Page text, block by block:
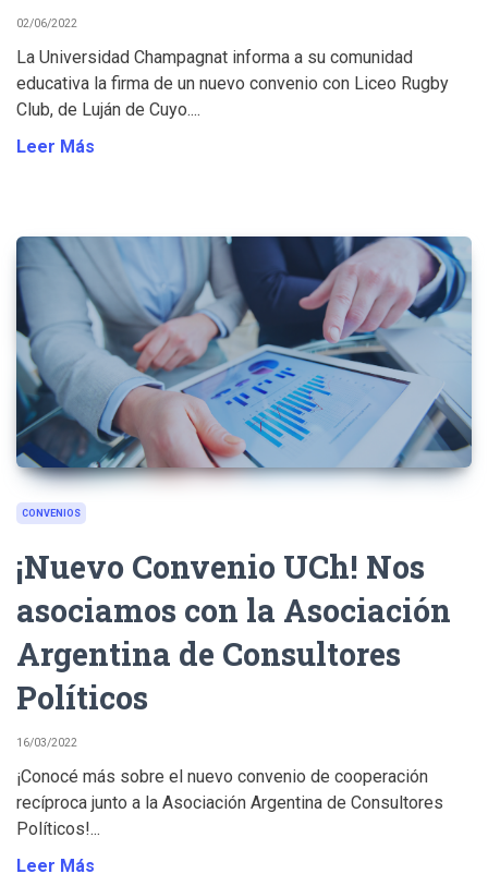
02/06/2022
La Universidad Champagnat informa a su comunidad
educativa la firma de un nuevo convenio con Liceo Rugby
Club, de Luján de Cuyo....
Leer Más
CONVENIOS
¡Nuevo Convenio UCh! Nos
asociamos con la Asociación
Argentina de Consultores
Políticos
16/03/2022
¡Conocé más sobre el nuevo convenio de cooperación
recíproca junto a la Asociación Argentina de Consultores
Políticos!...
Leer Más